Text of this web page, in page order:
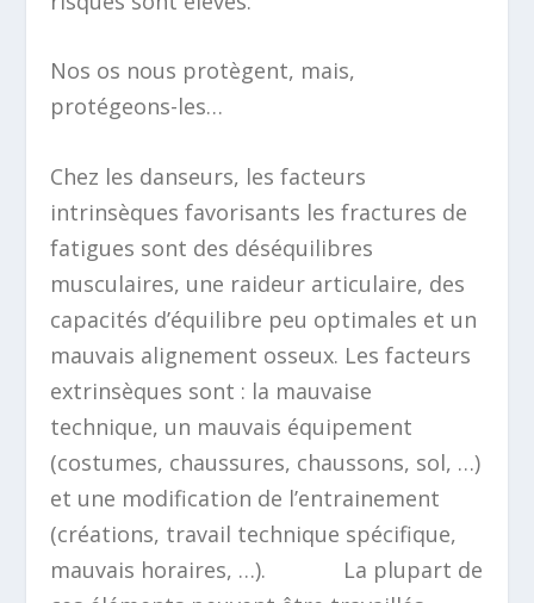
Nos os nous protègent, mais,
protégeons-les…
Chez les danseurs, les facteurs
intrinsèques favorisants les fractures de
fatigues sont des déséquilibres
musculaires, une raideur articulaire, des
capacités d’équilibre peu optimales et un
mauvais alignement osseux. Les facteurs
extrinsèques sont : la mauvaise
technique, un mauvais équipement
(costumes, chaussures, chaussons, sol, …)
et une modification de l’entrainement
(créations, travail technique spécifique,
mauvais horaires, …). La plupart de